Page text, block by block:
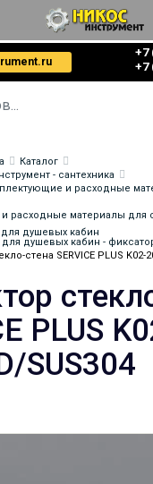
+7
‎‎+7
Каталог
- сантехника
и расходные
расходные материалы для
душевых кабин
душевых кабин -
стена SERVICE PLUS K02-
PLUS
SUS304